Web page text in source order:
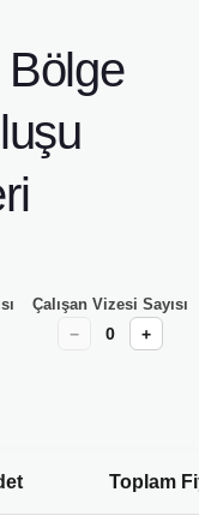
Çalışan Vizesi Sayısı
− 0 +
Toplam